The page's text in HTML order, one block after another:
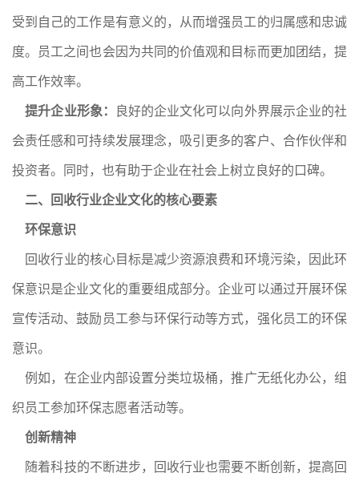
受到自己的工作是有意义的，从而增强员工的归属感和忠诚
度。员工之间也会因为共同的价值观和目标而更加团结，提
高工作效率。
提升企业形象： 良好的企业文化可以向外界展示企业的社
会责任感和可持续发展理念，吸引更多的客户、合作伙伴和
投资者。同时，也有助于企业在社会上树立良好的口碑。
二、回收行业企业文化的核心要素
环保意识
回收行业的核心目标是减少资源浪费和环境污染，因此环
保意识是企业文化的重要组成部分。企业可以通过开展环保
宣传活动、鼓励员工参与环保行动等方式，强化员工的环保
意识。
例如，在企业内部设置分类垃圾桶，推广无纸化办公，组
织员工参加环保志愿者活动等。
创新精神
随着科技的不断进步，回收行业也需要不断创新，提高回